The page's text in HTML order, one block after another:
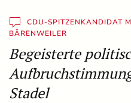
CDU-SPITZENKANDIDAT
BÄRENWEILER
Begeisterte
Stadel